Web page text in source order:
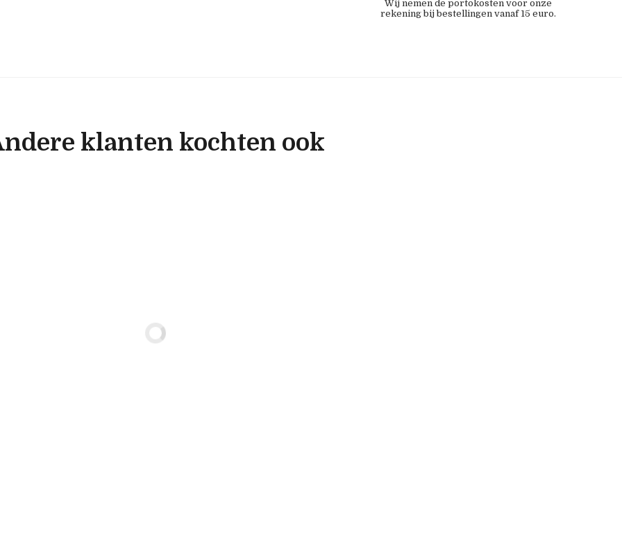
Wij nemen de portokosten voor onze
rekening bij bestellingen vanaf 15 euro.
klanten kochten ook